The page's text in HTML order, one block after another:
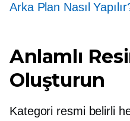
Arka Plan Nasıl
Anlamlı
Oluşturun
Kategori resmi belirli